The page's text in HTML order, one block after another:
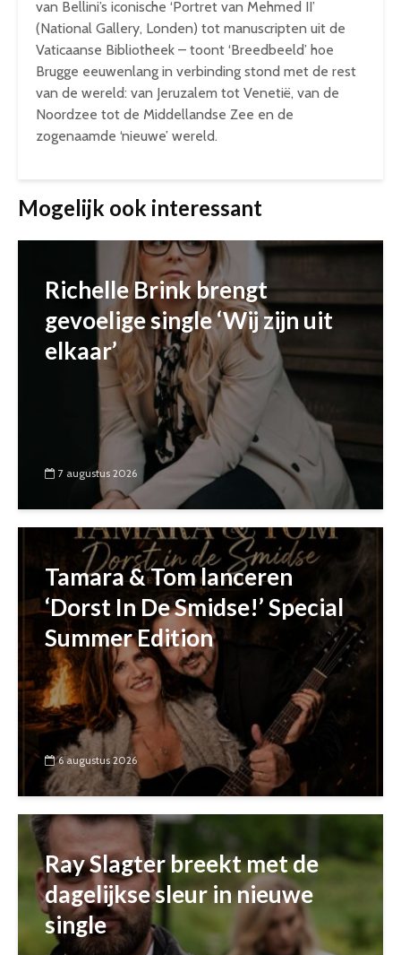
van Bellini’s iconische ‘Portret van Mehmed II’
(National Gallery, Londen) tot manuscripten uit de
Vaticaanse Bibliotheek – toont ‘Breedbeeld’ hoe
Brugge eeuwenlang in verbinding stond met de rest
van de wereld: van Jeruzalem tot Venetië, van de
Noordzee tot de Middellandse Zee en de
zogenaamde ‘nieuwe’ wereld.
Mogelijk ook interessant
Richelle Brink brengt
gevoelige single ‘Wij zijn uit
elkaar’
7 augustus 2026
Tamara & Tom lanceren
‘Dorst In De Smidse!’ Special
Summer Edition
6 augustus 2026
Ray Slagter breekt met de
dagelijkse sleur in nieuwe
single